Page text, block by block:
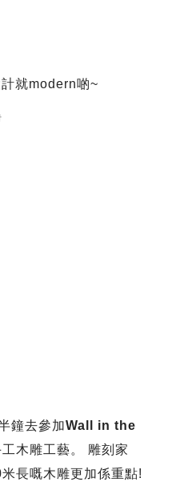
就modern啲~
鐘去參加Wall in the
木雕工藝。 雕刻家
長嘅木雕更加係重點!